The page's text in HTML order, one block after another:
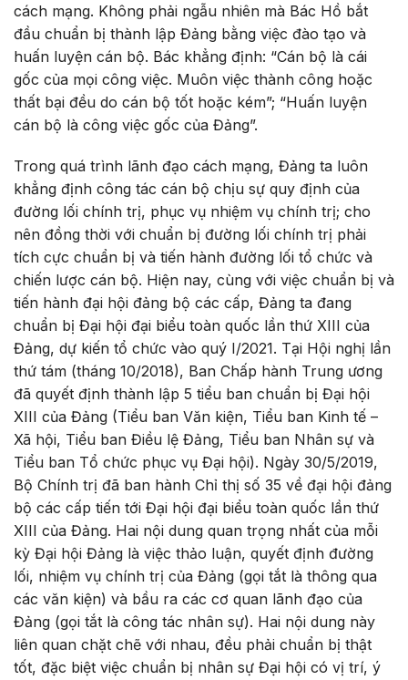
cách mạng. Không phải ngẫu nhiên mà Bác Hồ bắt
đầu chuẩn bị thành lập Đảng bằng việc đào tạo và
huấn luyện cán bộ. Bác khẳng định: “Cán bộ là cái
gốc của mọi công việc. Muôn việc thành công hoặc
thất bại đều do cán bộ tốt hoặc kém”; “Huấn luyện
cán bộ là công việc gốc của Đảng”.
Trong quá trình lãnh đạo cách mạng, Đảng ta luôn
khẳng định công tác cán bộ chịu sự quy định của
đường lối chính trị, phục vụ nhiệm vụ chính trị; cho
nên đồng thời với chuẩn bị đường lối chính trị phải
tích cực chuẩn bị và tiến hành đường lối tổ chức và
chiến lược cán bộ. Hiện nay, cùng với việc chuẩn bị và
tiến hành đại hội đảng bộ các cấp, Đảng ta đang
chuẩn bị Đại hội đại biểu toàn quốc lần thứ XIII của
Đảng, dự kiến tổ chức vào quý I/2021. Tại Hội nghị lần
thứ tám (tháng 10/2018), Ban Chấp hành Trung ương
đã quyết định thành lập 5 tiểu ban chuẩn bị Đại hội
XIII của Đảng (Tiểu ban Văn kiện, Tiểu ban Kinh tế –
Xã hội, Tiểu ban Điều lệ Đảng, Tiểu ban Nhân sự và
Tiểu ban Tổ chức phục vụ Đại hội). Ngày 30/5/2019,
Bộ Chính trị đã ban hành Chỉ thị số 35 về đại hội đảng
bộ các cấp tiến tới Đại hội đại biểu toàn quốc lần thứ
XIII của Đảng. Hai nội dung quan trọng nhất của mỗi
kỳ Đại hội Đảng là việc thảo luận, quyết định đường
lối, nhiệm vụ chính trị của Đảng (gọi tắt là thông qua
các văn kiện) và bầu ra các cơ quan lãnh đạo của
Đảng (gọi tắt là công tác nhân sự). Hai nội dung này
liên quan chặt chẽ với nhau, đều phải chuẩn bị thật
tốt, đặc biệt việc chuẩn bị nhân sự Đại hội có vị trí, ý